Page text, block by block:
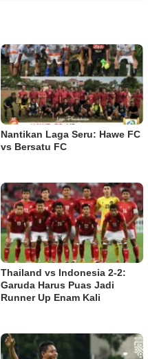
Nantikan Laga Seru: Hawe FC
vs Bersatu FC
Thailand vs Indonesia 2-2:
Garuda Harus Puas Jadi
Runner Up Enam Kali